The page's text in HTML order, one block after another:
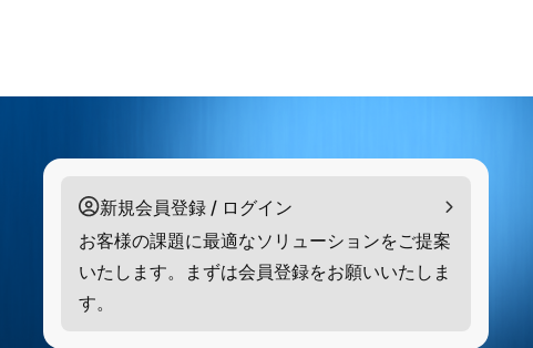
新規会員登録 / ログイン
お客様の課題に最適なソリューションをご提案
いたします。まずは会員登録をお願いいたしま
す。